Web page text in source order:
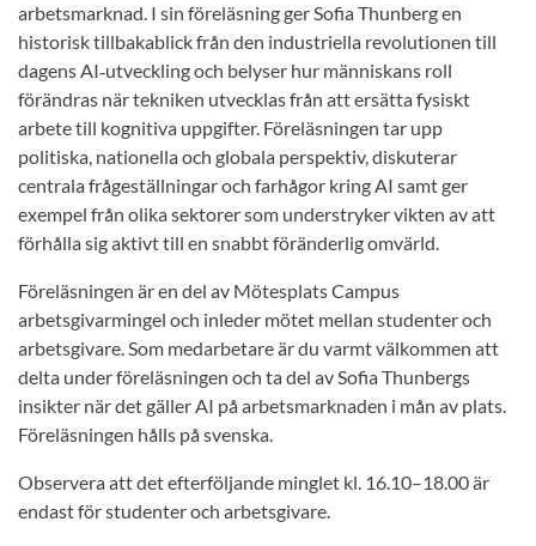
arbetsmarknad. I sin föreläsning ger Sofia Thunberg en
historisk tillbakablick från den industriella revolutionen till
dagens AI‑utveckling och belyser hur människans roll
förändras när tekniken utvecklas från att ersätta fysiskt
arbete till kognitiva uppgifter. Föreläsningen tar upp
politiska, nationella och globala perspektiv, diskuterar
centrala frågeställningar och farhågor kring AI samt ger
exempel från olika sektorer som understryker vikten av att
förhålla sig aktivt till en snabbt föränderlig omvärld.
Föreläsningen är en del av Mötesplats Campus
arbetsgivarmingel och inleder mötet mellan studenter och
arbetsgivare. Som medarbetare är du varmt välkommen att
delta under föreläsningen och ta del av Sofia Thunbergs
insikter när det gäller AI på arbetsmarknaden i mån av plats.
Föreläsningen hålls på svenska.
Observera att det efterföljande minglet kl. 16.10–18.00 är
endast för studenter och arbetsgivare.